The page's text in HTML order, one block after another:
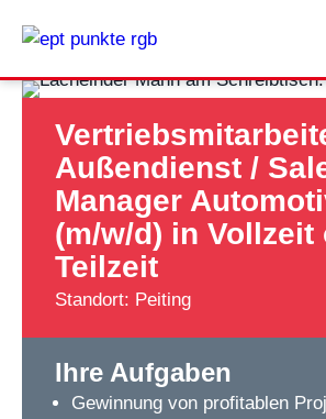
Außendienst /
Manager
(m/w/d) in Vollzeit
Teilzeit
Standort: Peiting
Ihre Aufgaben
Gewinnung von profitablen